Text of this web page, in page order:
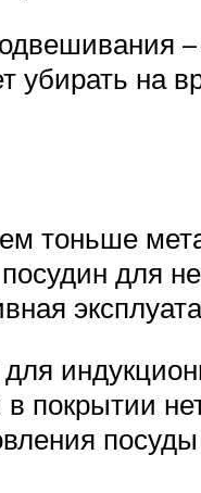
убирать на
тоньше
для
покрытии